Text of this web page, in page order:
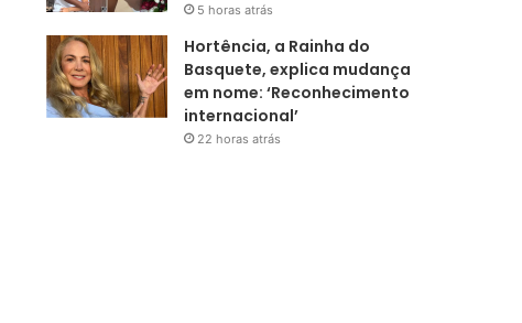
5 horas atrás
Hortência, a Rainha do
Basquete, explica mudança
em nome: ‘Reconhecimento
internacional’
22 horas atrás